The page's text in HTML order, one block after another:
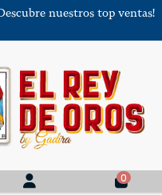
nuestros top ventas!
0